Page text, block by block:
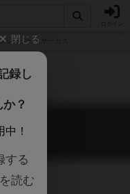
クレイジー・サーカス
カス
閉じる
録し
？
！
する
読む